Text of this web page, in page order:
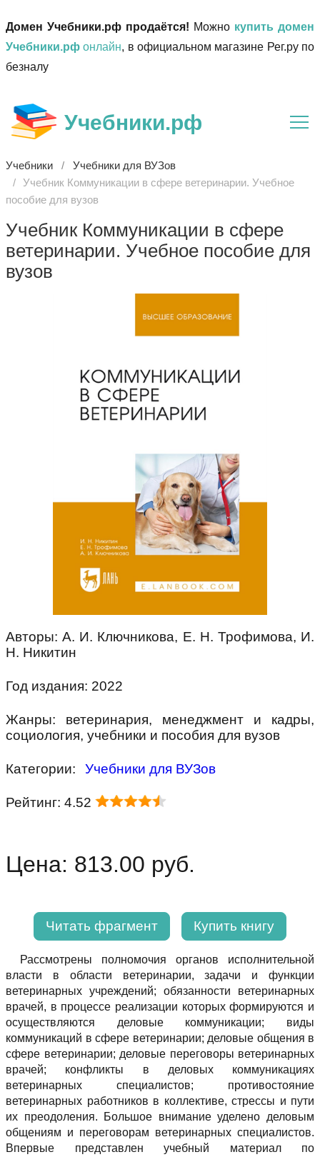
Домен Учебники.рф продаётся! Можно купить домен
Учебники.рф онлайн, в официальном магазине Рег.ру по
безналу
Учебники.рф
Учебники
Учебники для ВУЗов
Учебник Коммуникации в сфере ветеринарии. Учебное
пособие для вузов
Учебник Коммуникации в сфере
ветеринарии. Учебное пособие для
вузов
Авторы: А. И. Ключникова, Е. Н. Трофимова, И.
Н. Никитин
Год издания: 2022
Жанры: ветеринария, менеджмент и кадры,
социология, учебники и пособия для вузов
Категории: Учебники для ВУЗов
Рейтинг: 4.52
Цена: 813.00 руб.
Читать фрагмент Купить книгу
Рассмотрены полномочия органов исполнительной
власти в области ветеринарии, задачи и функции
ветеринарных учреждений; обязанности ветеринарных
врачей, в процессе реализации которых формируются и
осуществляются деловые коммуникации; виды
коммуникаций в сфере ветеринарии; деловые общения в
сфере ветеринарии; деловые переговоры ветеринарных
врачей; конфликты в деловых коммуникациях
ветеринарных специалистов; противостояние
ветеринарных работников в коллективе, стрессы и пути
их преодоления. Большое внимание уделено деловым
общениям и переговорам ветеринарных специалистов.
Впервые представлен учебный материал по